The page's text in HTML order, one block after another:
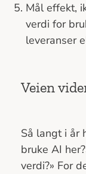
Mål effekt,
verdi for
leveranser
Veien
Så langt i år
bruke AI
verdi?» For